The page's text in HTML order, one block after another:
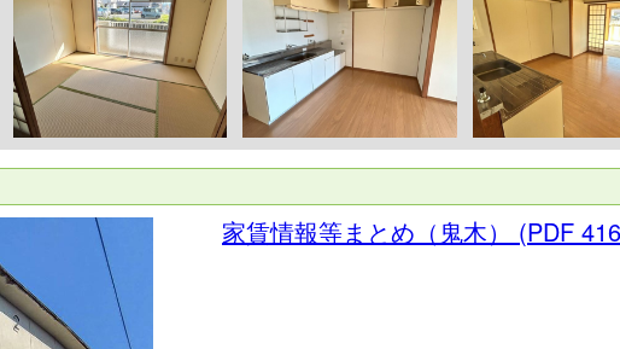
家賃情報等まとめ（鬼木） (PDF